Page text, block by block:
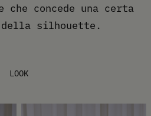
che concede una certa
silhouette.
LOOK